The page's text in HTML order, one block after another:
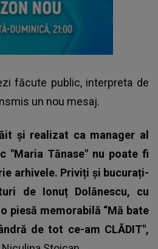
făcute public, interpreta de
un nou mesaj.
și realizat ca manager al
"Maria Tănase" nu poate fi
arhivele. Priviți și bucurați-
de Ionuț Dolănescu, cu
piesă memorabilă “Mă bate
de tot ce-am CLĂDIT",